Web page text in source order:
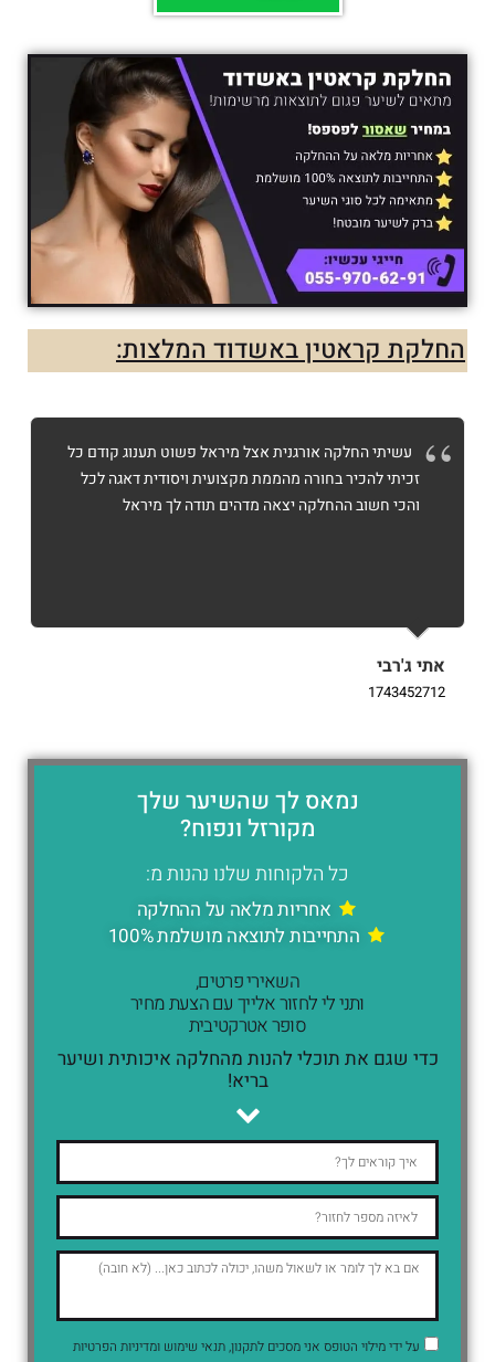
החלקת קראטין באשדוד המלצות:
עשיתי החלקה אורגנית אצל מיראל פשוט תענוג קודם כל
זכיתי להכיר בחורה מהממת מקצועית ויסודית דאגה לכל
והכי חשוב ההחלקה יצאה מדהים תודה לך מיראל
אתי ג'רבי
1743452712
נמאס לך שהשיער שלך
מקורזל ונפוח?
כל הלקוחות שלנו נהנות מ:
אחריות מלאה על ההחלקה
התחייבות לתוצאה מושלמת 100%
השאירי פרטים,
ותני לי לחזור אלייך עם הצעת מחיר
סופר אטרקטיבית
כדי שגם את תוכלי להנות מהחלקה איכותית ושיער
בריא!
על ידי מילוי הטופס אני מסכים לתקנון, תנאי שימוש ומדיניות הפרטיות